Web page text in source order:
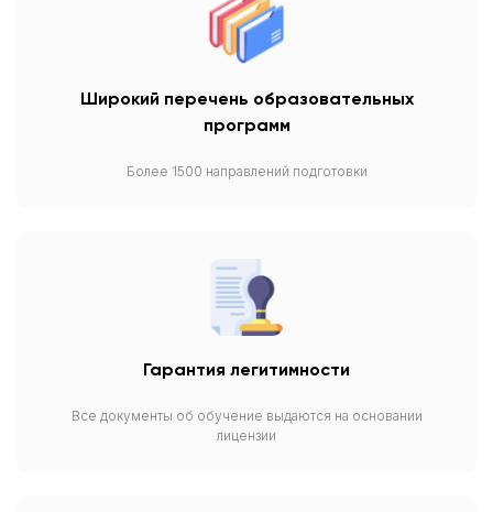
Широкий перечень образовательных
программ
Более 1500 направлений подготовки
Гарантия легитимности
Все документы об обучение выдаются на основании
лицензии